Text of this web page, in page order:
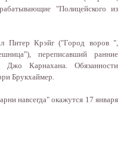
"Полицейского из
Питер Крэйг ("Город воров ",
переписавший ранние
Карнахана. Обязанности
Брукхаймер.
навсегда" окажутся 17 января